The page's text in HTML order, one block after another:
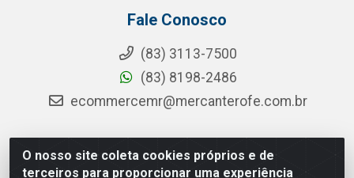
O nosso site coleta cookies próprios e de
terceiros para proporcionar uma experiência
Fale Conosco
(83) 3113-7500
(83) 8198-2486
ecommercemr@mercanterofe.com.br
MR Distribuidora - Rua Hortêncio Ribeiro de Luna, 3777 -